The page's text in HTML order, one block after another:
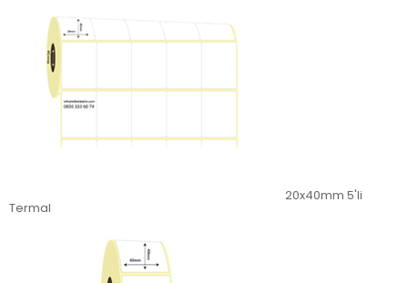
20x40mm 5'li
Termal